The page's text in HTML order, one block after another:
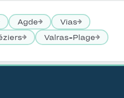
Agde
Vias
Valras-Plage